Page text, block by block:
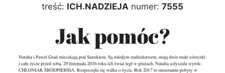
treść: ICH.NADZIEJA numer: 7555